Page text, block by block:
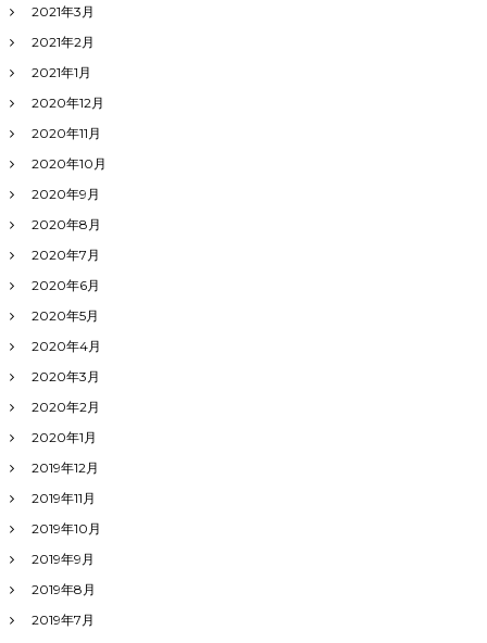
2021年3月
2021年2月
2021年1月
2020年12月
2020年11月
2020年10月
2020年9月
2020年8月
2020年7月
2020年6月
2020年5月
2020年4月
2020年3月
2020年2月
2020年1月
2019年12月
2019年11月
2019年10月
2019年9月
2019年8月
2019年7月